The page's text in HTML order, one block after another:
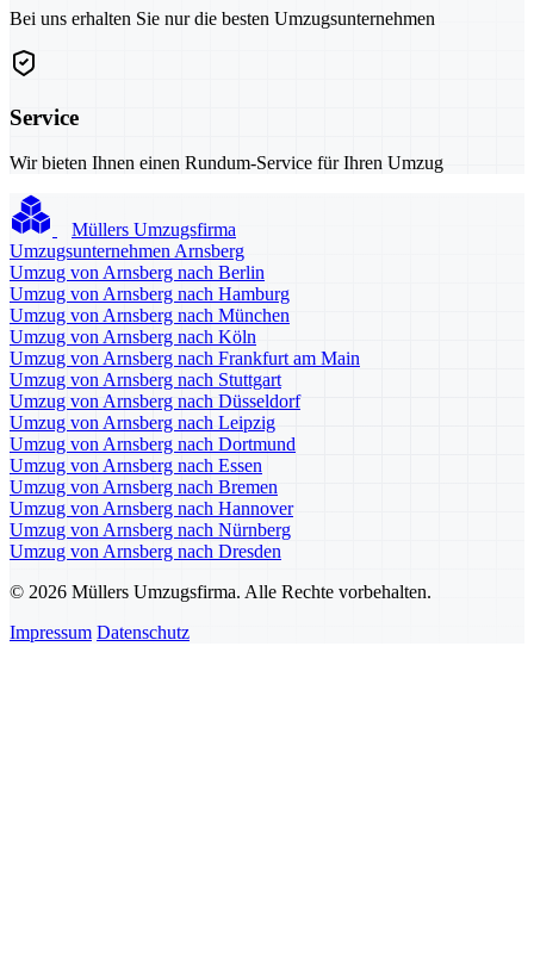
Bei uns erhalten Sie nur die besten Umzugsunternehmen
Service
Wir bieten Ihnen einen Rundum-Service für Ihren Umzug
Müllers Umzugsfirma
Umzugsunternehmen Arnsberg
Umzug von Arnsberg nach Berlin
Umzug von Arnsberg nach Hamburg
Umzug von Arnsberg nach München
Umzug von Arnsberg nach Köln
Umzug von Arnsberg nach Frankfurt am Main
Umzug von Arnsberg nach Stuttgart
Umzug von Arnsberg nach Düsseldorf
Umzug von Arnsberg nach Leipzig
Umzug von Arnsberg nach Dortmund
Umzug von Arnsberg nach Essen
Umzug von Arnsberg nach Bremen
Umzug von Arnsberg nach Hannover
Umzug von Arnsberg nach Nürnberg
Umzug von Arnsberg nach Dresden
© 2026 Müllers Umzugsfirma. Alle Rechte vorbehalten.
Impressum Datenschutz